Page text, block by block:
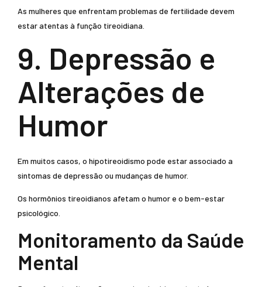
As mulheres que enfrentam problemas de fertilidade devem
estar atentas à função tireoidiana.
9. Depressão e
Alterações de
Humor
Em muitos casos, o hipotireoidismo pode estar associado a
sintomas de depressão ou mudanças de humor.
Os hormônios tireoidianos afetam o humor e o bem-estar
psicológico.
Monitoramento da Saúde
Mental